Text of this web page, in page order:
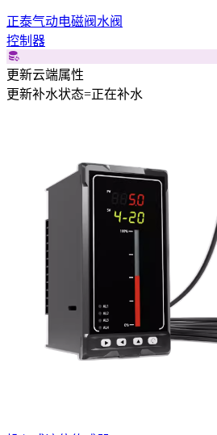
正泰气动电磁阀水阀
控制器
更新云端属性
更新补水状态=正在补水